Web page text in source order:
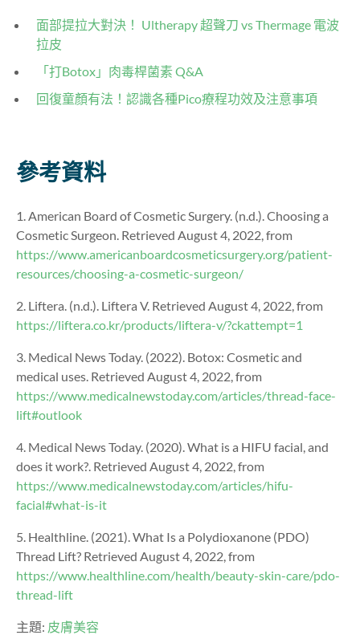
面部提拉大對決！ Ultherapy 超聲刀 vs Thermage 電波
拉皮
「打Botox」肉毒桿菌素 Q&A
回復童顏有法！認識各種Pico療程功效及注意事項
參考資料
1. American Board of Cosmetic Surgery. (n.d.). Choosing a
Cosmetic Surgeon. Retrieved August 4, 2022, from
https://www.americanboardcosmeticsurgery.org/patient-
resources/choosing-a-cosmetic-surgeon/
2. Liftera. (n.d.). Liftera V. Retrieved August 4, 2022, from
https://liftera.co.kr/products/liftera-v/?ckattempt=1
3. Medical News Today. (2022). Botox: Cosmetic and
medical uses. Retrieved August 4, 2022, from
https://www.medicalnewstoday.com/articles/thread-face-
lift#outlook
4. Medical News Today. (2020). What is a HIFU facial, and
does it work?. Retrieved August 4, 2022, from
https://www.medicalnewstoday.com/articles/hifu-
facial#what-is-it
5. Healthline. (2021). What Is a Polydioxanone (PDO)
Thread Lift? Retrieved August 4, 2022, from
https://www.healthline.com/health/beauty-skin-care/pdo-
thread-lift
主題: 皮膚美容